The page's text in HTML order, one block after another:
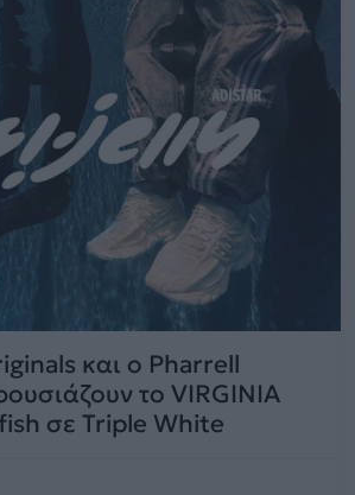
και ο Pharrell
το VIRGINIA
σε Triple White